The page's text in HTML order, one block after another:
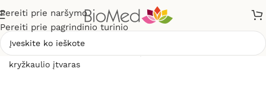
Pereiti prie naršymo
Pereiti prie pagrindinio turinio
kryžkaulio įtvaras